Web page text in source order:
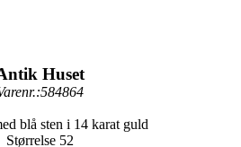
Huset
blå sten i 14 karat guld
Størrelse 52